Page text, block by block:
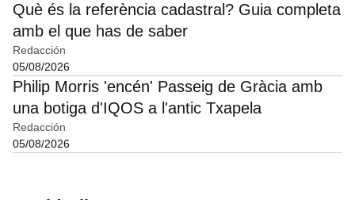
Què és la referència cadastral? Guia completa
amb el que has de saber
Redacción
05/08/2026
Philip Morris 'encén' Passeig de Gràcia amb
una botiga d'IQOS a l'antic Txapela
Redacción
05/08/2026